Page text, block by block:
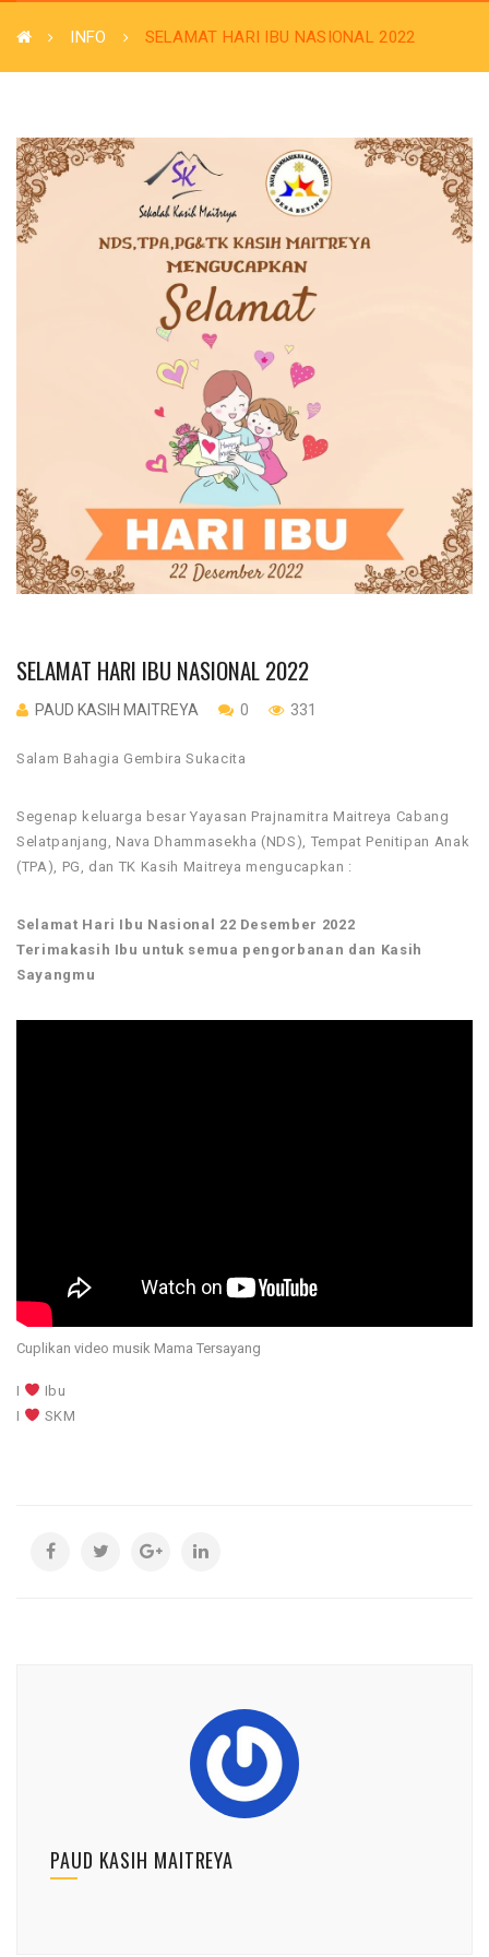
INFO SELAMAT HARI IBU NASIONAL 2022
SELAMAT HARI IBU NASIONAL 2022
PAUD KASIH MAITREYA 0 331
Salam Bahagia Gembira Sukacita
Segenap keluarga besar Yayasan Prajnamitra Maitreya Cabang
Selatpanjang, Nava Dhammasekha (NDS), Tempat Penitipan Anak
(TPA), PG, dan TK Kasih Maitreya mengucapkan :
Selamat Hari Ibu Nasional 22 Desember 2022
Terimakasih Ibu untuk semua pengorbanan dan Kasih
Sayangmu
Cuplikan video musik Mama Tersayang
I
Ibu
I
SKM
PAUD KASIH MAITREYA